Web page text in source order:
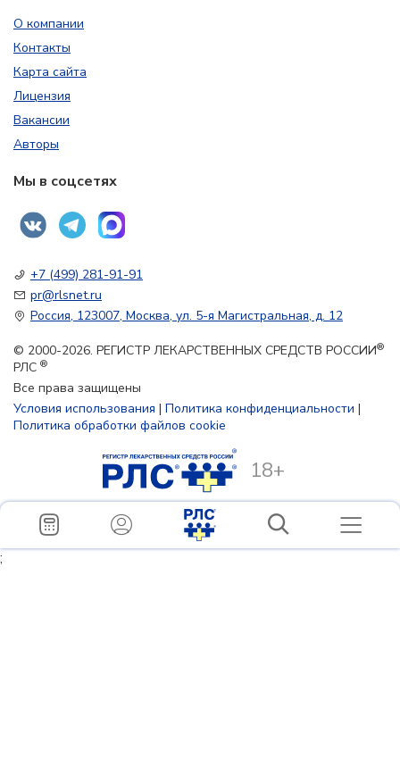
О компании
Контакты
Карта сайта
Лицензия
Вакансии
Авторы
Мы в соцсетях
+7 (499) 281-91-91
pr@rlsnet.ru
Россия, 123007, Москва, ул. 5-я Магистральная, д. 12
© 2000-2026. РЕГИСТР ЛЕКАРСТВЕННЫХ СРЕДСТВ РОССИИ®
РЛС ®
Все права защищены
Условия использования | Политика конфиденциальности |
Политика обработки файлов cookie
18+
;